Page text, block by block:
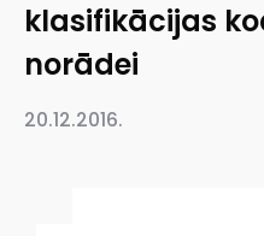
klasifikācijas
norādei
20.12.2016.